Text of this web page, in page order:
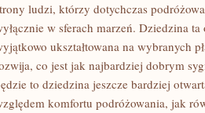
ludzi, którzy dotychczas
w sferach marzeń. Dziedzina
ukształtowana na wybranych
co jest jak najbardziej dobrym
to dziedzina jeszcze bardziej
komfortu podróżowania, jak